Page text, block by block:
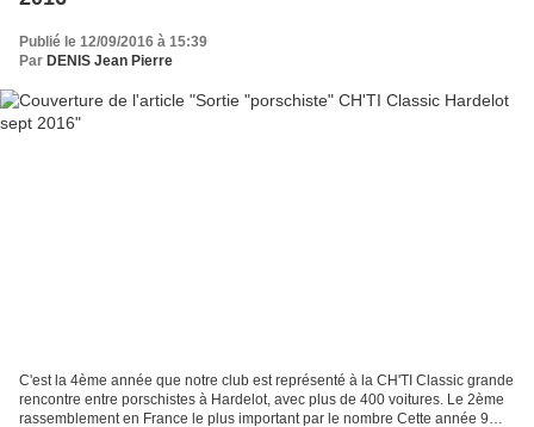
Publié le 12/09/2016 à 15:39
Par DENIS Jean Pierre
C'est la 4ème année que notre club est représenté à la CH'TI Classic grande
rencontre entre porschistes à Hardelot, avec plus de 400 voitures. Le 2ème
rassemblement en France le plus important par le nombre Cette année 9